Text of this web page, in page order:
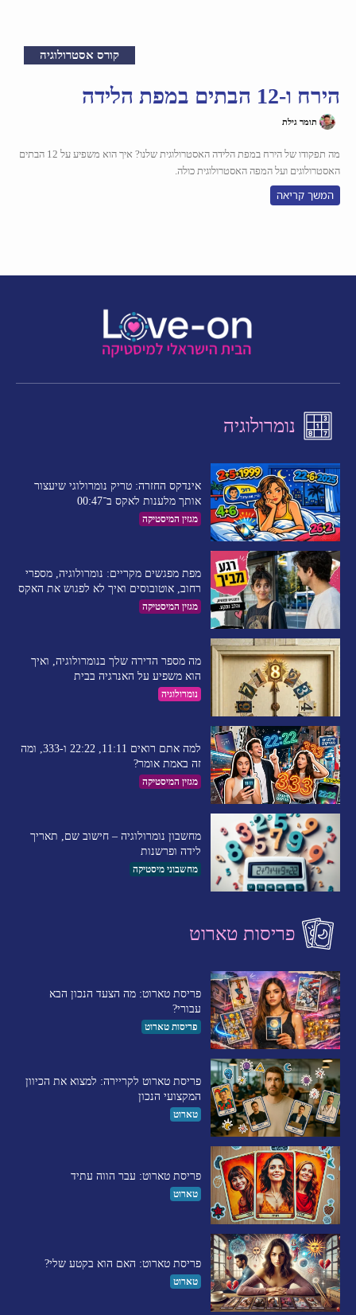
קורס אסטרולוגיה
הירח ו-12 הבתים במפת הלידה
תומר גילת
מה תפקודו של הירח במפת הלידה האסטרולוגית שלנו? איך הוא משפיע על 12 הבתים
האסטרולוגים ועל המפה האסטרולוגית כולה.
המשך קריאה
נומרולוגיה
אינדקס החזרה: טריק נומרולוגי שיעצור
אותך מלענות לאקס ב־00:47
מגזין המיסטיקה
מפת מפגשים מקריים: נומרולוגיה, מספרי
רחוב, אוטובוסים ואיך לא לפגוש את האקס
מגזין המיסטיקה
מה מספר הדירה שלך בנומרולוגיה, ואיך
הוא משפיע על האנרגיה בבית
נומרולוגיה
למה אתם רואים 11:11, 22:22 ו-333, ומה
זה באמת אומר?
מגזין המיסטיקה
מחשבון נומרולוגיה – חישוב שם, תאריך
לידה ופרשנות
מחשבוני מיסטיקה
פריסות טארוט
פריסת טארוט: מה הצעד הנכון הבא
עבורי?
פריסות טארוט
פריסת טארוט לקריירה: למצוא את הכיוון
המקצועי הנכון
טארוט
פריסת טארוט: עבר הווה עתיד
טארוט
פריסת טארוט: האם הוא בקטע שלי?
טארוט